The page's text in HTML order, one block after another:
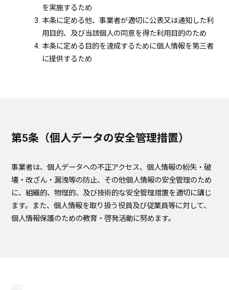
を実施するため
本条に定める他、事業者が適切に公表又は通知した利
用目的、及び当該個人の同意を得た利用目的のため
本条に定める目的を達成するために個人情報を第三者
に提供するため
第5条（個人データの安全管理措置）
事業者は、個人データへの不正アクセス、個人情報の紛失・破
壊・改ざん・漏洩等の防止、その他個人情報の安全管理のため
に、組織的、物理的、及び技術的な安全管理措置を適切に講じ
ます。また、個人情報を取り扱う役員及び従業員等に対して、
個人情報保護のための教育・啓発活動に努めます。